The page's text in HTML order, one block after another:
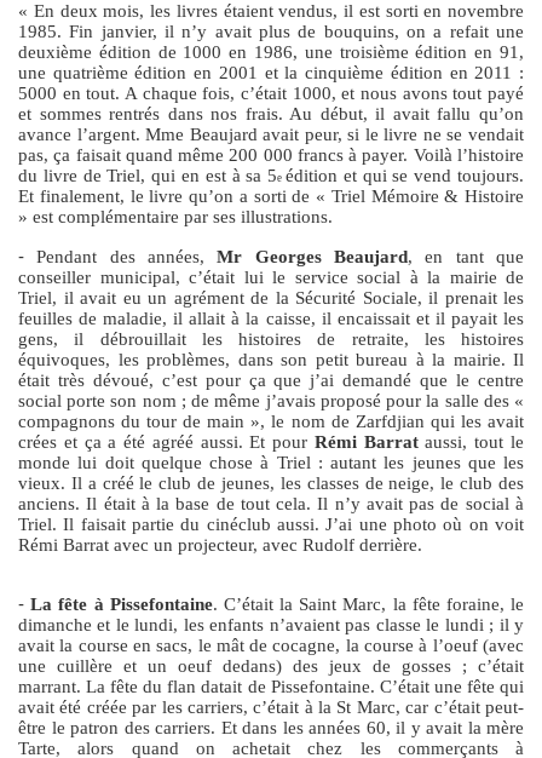
« En deux mois, les livres étaient vendus, il est sorti en novembre
1985. Fin janvier, il n’y avait plus de bouquins, on a refait une
deuxième édition de 1000 en 1986, une troisième édition en 91,
une quatrième édition en 2001 et la cinquième édition en 2011 :
5000 en tout. A chaque fois, c’était 1000, et nous avons tout payé
et sommes rentrés dans nos frais. Au début, il avait fallu qu’on
avance l’argent. Mme Beaujard avait peur, si le livre ne se vendait
pas, ça faisait quand même 200 000 francs à payer. Voilà l’histoire
du livre de Triel, qui en est à sa 5eédition et qui se vend toujours.
Et finalement, le livre qu’on a sorti de « Triel Mémoire & Histoire
» est complémentaire par ses illustrations.
-Pendant des années,Mr Georges Beaujard, en tant que
conseiller municipal, c’était lui le service social à la mairie de
Triel, il avait eu un agrément de la Sécurité Sociale, il prenait les
feuilles de maladie, il allait à la caisse, il encaissait et il payait les
gens, il débrouillait les histoires de retraite, les histoires
équivoques, les problèmes, dans son petit bureau à la mairie. Il
était très dévoué, c’est pour ça que j’ai demandé que le centre
social porte son nom ; de même j’avais proposé pour la salle des «
compagnons du tour de main », le nom de Zarfdjian qui les avait
crées et ça a été agréé aussi. Et pour Rémi Barrataussi, tout le
monde lui doit quelque chose à Triel : autant les jeunes que les
vieux. Il a créé le club de jeunes, les classes de neige, le club des
anciens. Il était à la base de tout cela. Il n’y avait pas de social à
Triel. Il faisait partie du cinéclub aussi. J’ai une photo où on voit
Rémi Barrat avec un projecteur, avec Rudolf derrière.
-La fête à Pissefontaine. C’était la Saint Marc, la fête foraine, le
dimanche et le lundi, les enfants n’avaient pas classe le lundi ; il y
avait la course en sacs, le mât de cocagne, la course à l’oeuf (avec
une cuillère et un oeuf dedans) des jeux de gosses ; c’était
marrant. La fête du flan datait de Pissefontaine. C’était une fête qui
avait été créée par les carriers, c’était à la St Marc, car c’était peut-
être le patron des carriers. Et dans les années 60, il y avait la mère
Tarte, alors quand on achetait chez les commerçants à